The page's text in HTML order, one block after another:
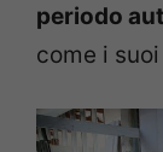
periodo
come i